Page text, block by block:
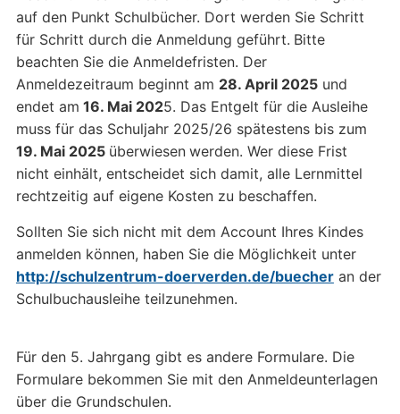
auf den Punkt Schulbücher. Dort werden Sie Schritt
für Schritt durch die Anmeldung geführt. Bitte
beachten Sie die Anmeldefristen. Der
Anmeldezeitraum beginnt am 28. April 2025und
endet am 16. Mai 2025. Das Entgelt für die Ausleihe
muss für das Schuljahr 2025/26 spätestens bis zum
19. Mai 2025 überwiesen werden. Wer diese Frist
nicht einhält, entscheidet sich damit, alle Lernmittel
rechtzeitig auf eigene Kosten zu beschaffen.
Sollten Sie sich nicht mit dem Account Ihres Kindes
anmelden können, haben Sie die Möglichkeit unter
http://schulzentrum-doerverden.de/buecheran der
Schulbuchausleihe teilzunehmen.
Für den 5. Jahrgang gibt es andere Formulare. Die
Formulare bekommen Sie mit den Anmeldeunterlagen
über die Grundschulen.